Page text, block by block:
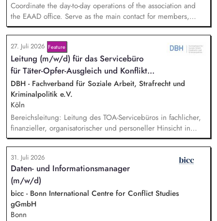
Coordinate the day-to-day operations of the association and
the EAAD office. Serve as the main contact for members,
partners and general enquiries. Support the Board of
Directors by organising meetings, preparing documents and
following up on decisions. Coordinate the association's
website, newsletters and social media. Support awareness
campaigns and communication activities. Coordinate and
develop EAAD's fundraising activities.
27. Juli 2026 Feature
Lei­tung (m/w/d) für das Servicebüro
für Tä­ter-Op­fer-Aus­gleich und Kon­flikt­...
DBH - Fachverband für Soziale Arbeit, Strafrecht und
Kriminalpolitik e.V.
Köln
Bereichsleitung: Leitung des TOA-Servicebüros in fachlicher,
finanzieller, organisatorischer und personeller Hinsicht in
Abstimmung mit der Geschäftsführung. Teamführung:
Personalverantwortung für zwei Mitarbeitende. Strategische
Organisationsentwicklung: Sie verantworten die strategische
und organisatorische Weiterentwicklung des TOA-
Servicebüros in den Bereichen Fortbildung, Information und
Qualitätssicherung. Projektmanagement: Verantwortliche
Planung, Budgetierung und Projektcontrolling im Rahmen
von öffentlichen Zuwendungen.
31. Juli 2026
Daten- und Informationsmanager
(m/w/d)
bicc - Bonn International Centre for Conflict Studies
gGmbH
Bonn